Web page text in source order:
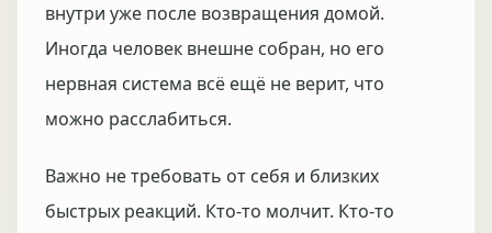
внутри уже после возвращения домой.
Иногда человек внешне собран, но его
нервная система всё ещё не верит, что
можно расслабиться.
Важно не требовать от себя и близких
быстрых реакций. Кто-то молчит. Кто-то